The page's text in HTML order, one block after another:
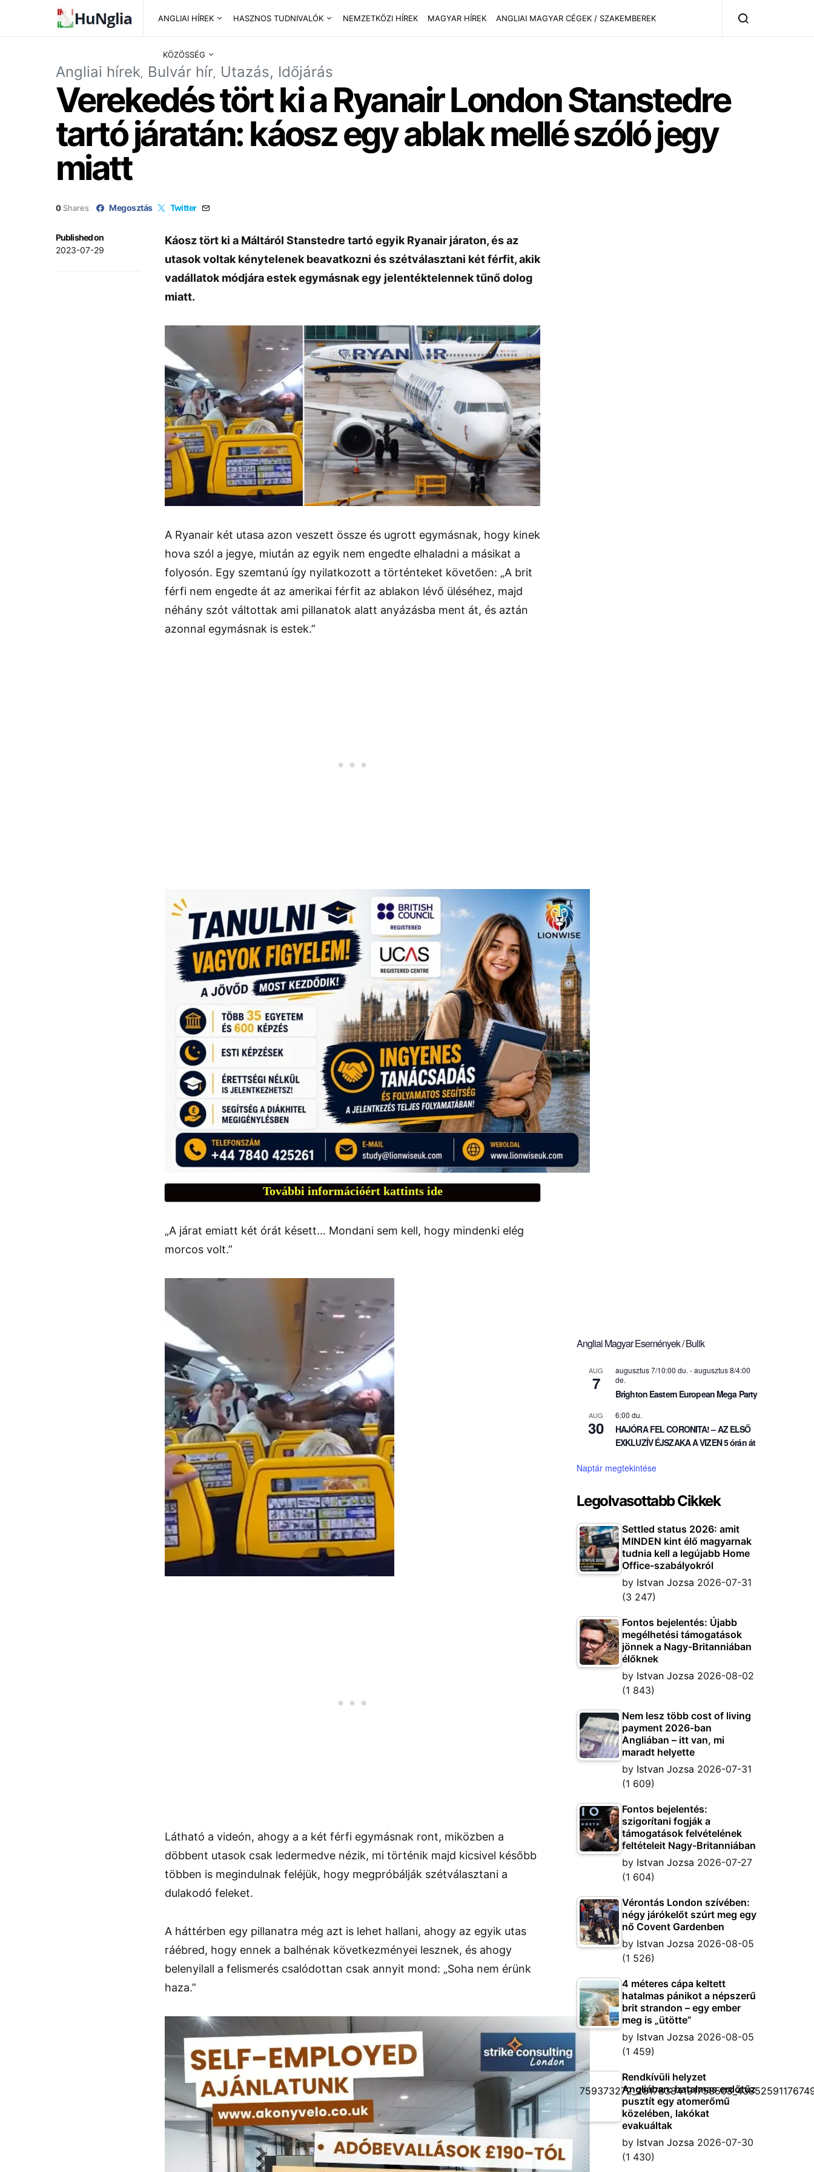
ANGLIAI HÍREK HASZNOS TUDNIVALÓK NEMZETKÖZI HÍREK MAGYAR HÍREK ANGLIAI MAGYAR CÉGEK / SZAKEMBEREK
KÖZÖSSÉG
Angliai hírek Bulvár hír Utazás, Időjárás
Verekedés tört ki a Ryanair London Stanstedre
tartó járatán: káosz egy ablak mellé szóló jegy
miatt
0 Shares Megosztás Twitter
Published on
2023-07-29
Káosz tört ki a Máltáról Stanstedre tartó egyik Ryanair járaton, és az
utasok voltak kénytelenek beavatkozni és szétválasztani két férfit, akik
vadállatok módjára estek egymásnak egy jelentéktelennek tűnő dolog
miatt.
A Ryanair két utasa azon veszett össze és ugrott egymásnak, hogy kinek
hova szól a jegye, miután az egyik nem engedte elhaladni a másikat a
folyosón. Egy szemtanú így nyilatkozott a történteket követően: „A brit
férfi nem engedte át az amerikai férfit az ablakon lévő üléséhez, majd
néhány szót váltottak ami pillanatok alatt anyázásba ment át, és aztán
azonnal egymásnak is estek.”
További információért kattints ide
„A járat emiatt két órát késett… Mondani sem kell, hogy mindenki elég
morcos volt.”
Látható a videón, ahogy a a két férfi egymásnak ront, miközben a
döbbent utasok csak ledermedve nézik, mi történik majd kicsivel később
többen is megindulnak feléjük, hogy megpróbálják szétválasztani a
dulakodó feleket.
A háttérben egy pillanatra még azt is lehet hallani, ahogy az egyik utas
ráébred, hogy ennek a balhénak következményei lesznek, és ahogy
belenyilall a felismerés csalódottan csak annyit mond: „Soha nem érünk
haza.”
Angliai Magyar Események / Bulik
AUG
7
augusztus 7/10:00 du. -augusztus 8/4:00
de.
Brighton Eastern European Mega Party
AUG
30
6:00 du.
HAJÓRA FEL CORONITA! – AZ ELSŐ
EXKLUZÍV ÉJSZAKA A VIZEN 5 órán át
Naptár megtekintése
Legolvasottabb Cikkek
Settled status 2026: amit
MINDEN kint élő magyarnak
tudnia kell a legújabb Home
Office-szabályokról
by Istvan Jozsa 2026-07-31
(3 247)
Fontos bejelentés: Újabb
megélhetési támogatások
jönnek a Nagy-Britanniában
élőknek
by Istvan Jozsa 2026-08-02
(1 843)
Nem lesz több cost of living
payment 2026-ban
Angliában – itt van, mi
maradt helyette
by Istvan Jozsa 2026-07-31
(1 609)
Fontos bejelentés:
szigorítani fogják a
támogatások felvételének
feltételeit Nagy-Britanniában
by Istvan Jozsa 2026-07-27
(1 604)
Vérontás London szívében:
négy járókelőt szúrt meg egy
nő Covent Gardenben
by Istvan Jozsa 2026-08-05
(1 526)
4 méteres cápa keltett
hatalmas pánikot a népszerű
brit strandon – egy ember
meg is „ütötte”
by Istvan Jozsa 2026-08-05
(1 459)
Rendkívüli helyzet
Angliában: hatalmas erdőtűz
pusztít egy atomerőmű
közelében, lakókat
evakuáltak
by Istvan Jozsa 2026-07-30
(1 430)